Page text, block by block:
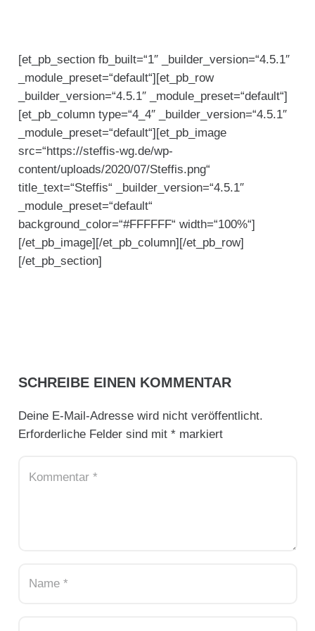
[et_pb_section fb_built=“1″ _builder_version=“4.5.1″
_module_preset=“default“][et_pb_row
_builder_version=“4.5.1″ _module_preset=“default“]
[et_pb_column type=“4_4″ _builder_version=“4.5.1″
_module_preset=“default“][et_pb_image
src=“https://steffis-wg.de/wp-
content/uploads/2020/07/Steffis.png“
title_text=“Steffis“ _builder_version=“4.5.1″
_module_preset=“default“
background_color=“#FFFFFF“ width=“100%“]
[/et_pb_image][/et_pb_column][/et_pb_row]
[/et_pb_section]
SCHREIBE EINEN KOMMENTAR
Deine E-Mail-Adresse wird nicht veröffentlicht.
Erforderliche Felder sind mit *markiert